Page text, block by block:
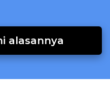
alasannya